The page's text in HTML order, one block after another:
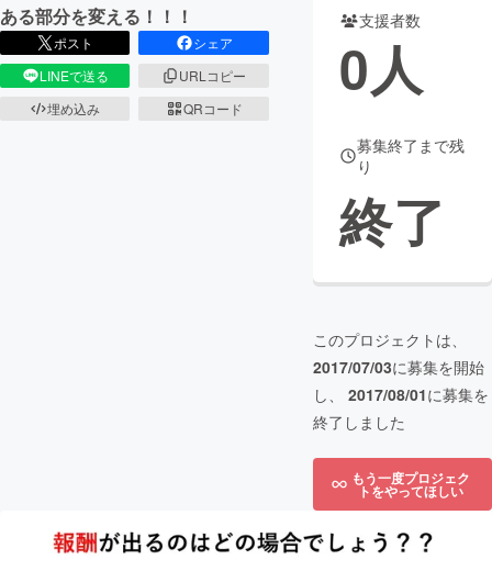
まちづくり・地域活性化
CAMPFIRE for Social Good
CAMPFIRE Creation
ある部分を変える！！！
ポスト
シェア
LINEで送る
URLコピー
埋め込み
QRコード
支援者数
0人
募集終了まで残
り
終了
このプロジェクトは、
2017/07/03に募集を開始
し、 2017/08/01に募集を
終了しました
もう一度プロジェク
トをやってほしい